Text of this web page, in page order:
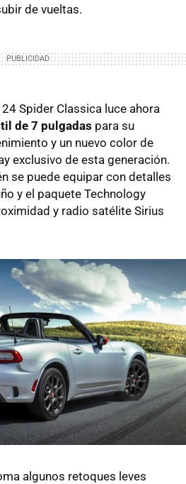
de vueltas.
Spider Classica luce ahora
de 7 pulgadas para su
y un nuevo color de
exclusivo de esta generación.
se puede equipar con detalles
y el paquete Technology
y radio satélite Sirius
algunos retoques leves